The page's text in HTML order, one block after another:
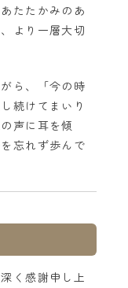
たたかみのあ
より一層大切
ら、「今の時
続けてまいり
声に耳を傾
忘れず歩んで
く感謝申し上